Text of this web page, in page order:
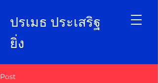
ปรเมธ ประเสริฐ
ยิ่ง
Post